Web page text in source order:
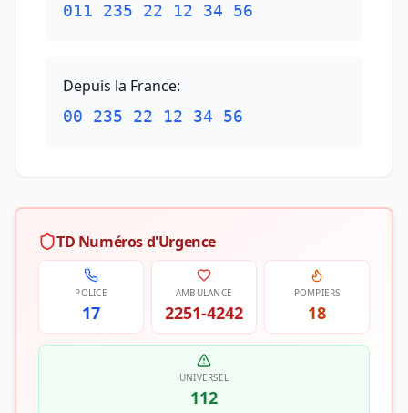
011 235 22 12 34 56
Depuis la France:
00 235 22 12 34 56
TD Numéros d'Urgence
POLICE
17
AMBULANCE
2251-4242
POMPIERS
18
UNIVERSEL
112